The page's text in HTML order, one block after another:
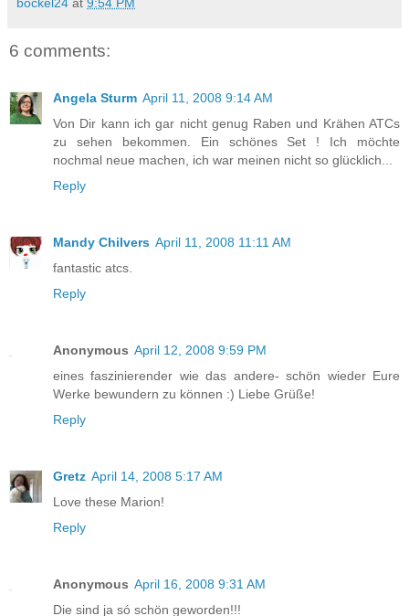
6 comments:
Angela Sturm April 11, 2008 9:14 AM
Von Dir kann ich gar nicht genug Raben und Krähen ATCs
zu sehen bekommen. Ein schönes Set ! Ich möchte
nochmal neue machen, ich war meinen nicht so glücklich...
Reply
Mandy Chilvers April 11, 2008 11:11 AM
fantastic atcs.
Reply
Anonymous April 12, 2008 9:59 PM
eines faszinierender wie das andere- schön wieder Eure
Werke bewundern zu können :) Liebe Grüße!
Reply
Gretz April 14, 2008 5:17 AM
Love these Marion!
Reply
Anonymous April 16, 2008 9:31 AM
Die sind ja só schön geworden!!!